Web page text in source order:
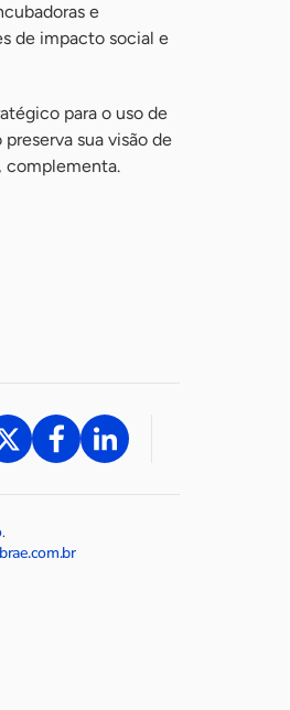
e
de impacto social e
para o uso de
sua visão de
complementa.
.